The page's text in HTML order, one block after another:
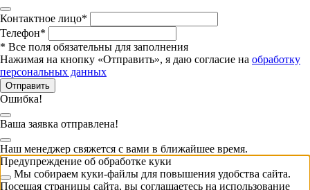
Контактное лицо*
Телефон*
* Все поля обязательны для заполнения
Нажимая на кнопку «Отправить», я даю согласие на обработку
персональных данных
Отправить
Ошибка!
Ваша заявка отправлена!
Наш менеджер свяжется с вами в ближайшее время.
Предупреждение об обработке куки
Мы собираем куки-файлы для повышения удобства сайта.
Посещая страницы сайта, вы соглашаетесь на использование